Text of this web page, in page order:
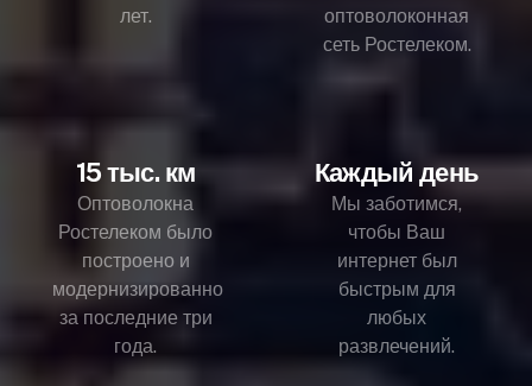
лет.
оптоволоконная
сеть Ростелеком.
15 тыс. км
Оптоволокна
Ростелеком было
построено и
модернизированно
за последние три
года.
Каждый день
Мы заботимся,
чтобы Ваш
интернет был
быстрым для
любых
развлечений.